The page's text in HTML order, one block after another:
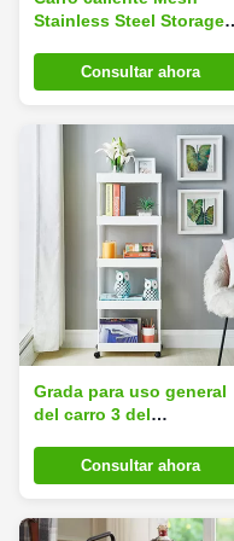
Stainless Steel Storage
almacenamiento de la
venta 3-Tier con las
Consultar ahora
Grada para uso general
del carro 3 del
Metal 3 del metal movible
de la grada
Consultar ahora